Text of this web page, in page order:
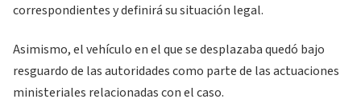
correspondientes y definirá su situación legal.
Asimismo, el vehículo en el que se desplazaba quedó bajo
resguardo de las autoridades como parte de las actuaciones
ministeriales relacionadas con el caso.